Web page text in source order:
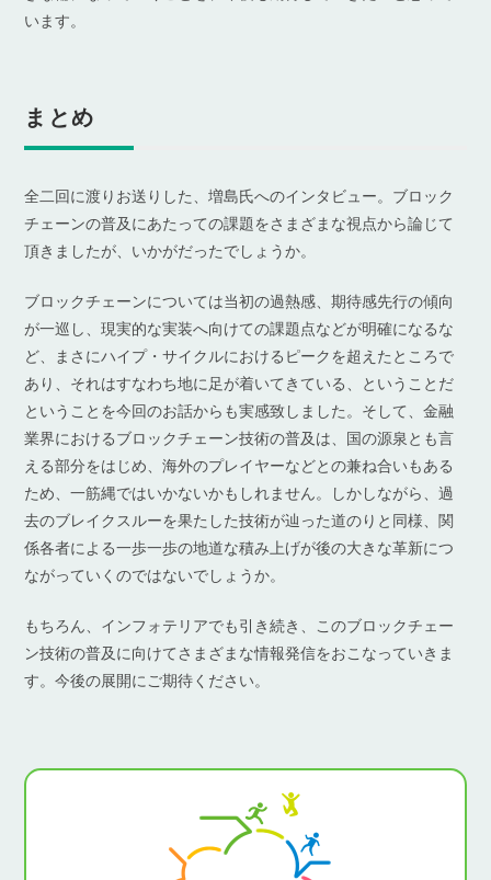
います。
まとめ
全二回に渡りお送りした、増島氏へのインタビュー。ブロック
チェーンの普及にあたっての課題をさまざまな視点から論じて
頂きましたが、いかがだったでしょうか。
ブロックチェーンについては当初の過熱感、期待感先行の傾向
が一巡し、現実的な実装へ向けての課題点などが明確になるな
ど、まさにハイプ・サイクルにおけるピークを超えたところで
あり、それはすなわち地に足が着いてきている、ということだ
ということを今回のお話からも実感致しました。そして、金融
業界におけるブロックチェーン技術の普及は、国の源泉とも言
える部分をはじめ、海外のプレイヤーなどとの兼ね合いもある
ため、一筋縄ではいかないかもしれません。しかしながら、過
去のブレイクスルーを果たした技術が辿った道のりと同様、関
係各者による一歩一歩の地道な積み上げが後の大きな革新につ
ながっていくのではないでしょうか。
もちろん、インフォテリアでも引き続き、このブロックチェー
ン技術の普及に向けてさまざまな情報発信をおこなっていきま
す。今後の展開にご期待ください。